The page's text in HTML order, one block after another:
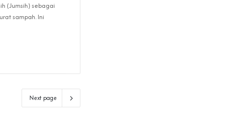
(Jumsih) sebagai
sampah. Ini
Next page